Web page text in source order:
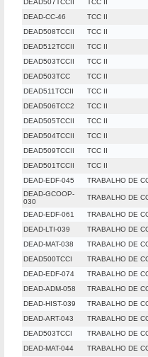
DEAD507TCCII
TCC II
DEAD-CC-46
TCC II
DEAD508TCCII
TCC II
DEAD512TCCII
TCC II
DEAD503TCCII
TCC II
DEAD503TCC
TCC II
DEAD511TCCII
TCC II
DEAD506TCC2
TCC II
DEAD505TCCII
TCC II
DEAD504TCCII
TCC II
DEAD509TCCII
TCC II
DEAD501TCCII
TCC II
DEAD-EDF-045
TRABALHO DE
DEAD-GCOOP-
030
TRABALHO DE
DEAD-EDF-061
TRABALHO DE
DEAD-LTI-039
TRABALHO DE
DEAD-MAT-038
TRABALHO DE
DEAD500TCCI
TRABALHO DE
DEAD-EDF-074
TRABALHO DE
DEAD-ADM-058
TRABALHO DE
DEAD-HIST-039
TRABALHO DE
DEAD-ART-043
TRABALHO DE
DEAD503TCCI
TRABALHO DE
DEAD-MAT-044
TRABALHO DE